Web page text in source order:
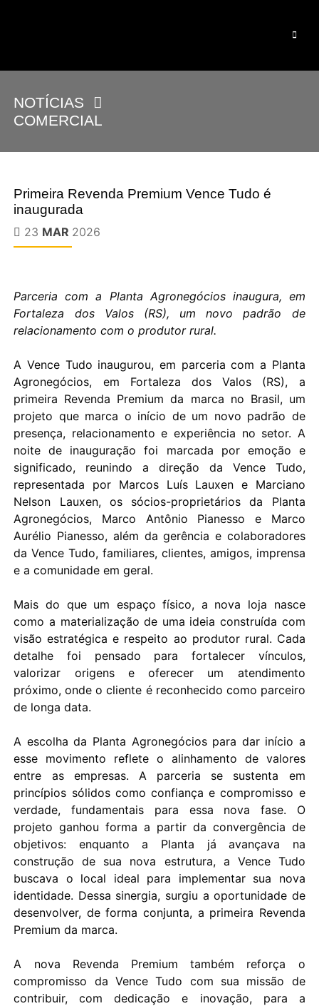
NOTÍCIAS
COMERCIAL
Primeira Revenda Premium Vence Tudo é
inaugurada
23 MAR 2026
Parceria com a Planta Agronegócios inaugura, em
Fortaleza dos Valos (RS), um novo padrão de
relacionamento com o produtor rural.
A Vence Tudo inaugurou, em parceria com a Planta
Agronegócios, em Fortaleza dos Valos (RS), a
primeira Revenda Premium da marca no Brasil, um
projeto que marca o início de um novo padrão de
presença, relacionamento e experiência no setor. A
noite de inauguração foi marcada por emoção e
significado, reunindo a direção da Vence Tudo,
representada por Marcos Luís Lauxen e Marciano
Nelson Lauxen, os sócios-proprietários da Planta
Agronegócios, Marco Antônio Pianesso e Marco
Aurélio Pianesso, além da gerência e colaboradores
da Vence Tudo, familiares, clientes, amigos, imprensa
e a comunidade em geral.
Mais do que um espaço físico, a nova loja nasce
como a materialização de uma ideia construída com
visão estratégica e respeito ao produtor rural. Cada
detalhe foi pensado para fortalecer vínculos,
valorizar origens e oferecer um atendimento
próximo, onde o cliente é reconhecido como parceiro
de longa data.
A escolha da Planta Agronegócios para dar início a
esse movimento reflete o alinhamento de valores
entre as empresas. A parceria se sustenta em
princípios sólidos como confiança e compromisso e
verdade, fundamentais para essa nova fase. O
projeto ganhou forma a partir da convergência de
objetivos: enquanto a Planta já avançava na
construção de sua nova estrutura, a Vence Tudo
buscava o local ideal para implementar sua nova
identidade. Dessa sinergia, surgiu a oportunidade de
desenvolver, de forma conjunta, a primeira Revenda
Premium da marca.
A nova Revenda Premium também reforça o
compromisso da Vence Tudo com sua missão de
contribuir, com dedicação e inovação, para a